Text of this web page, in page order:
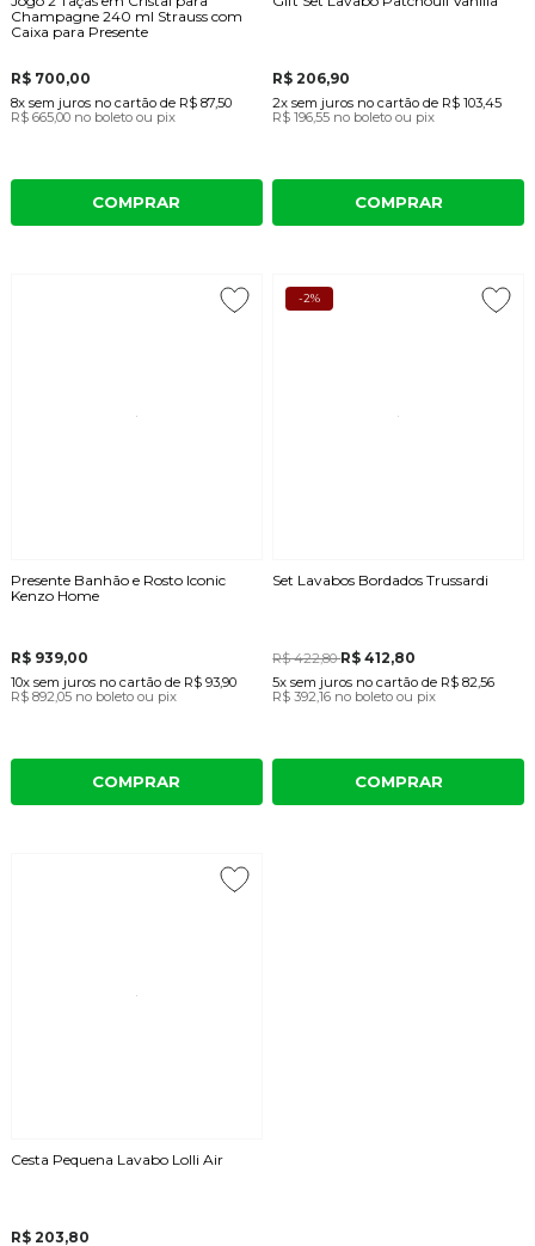
Champagne 240 ml Strauss com
Caixa para Presente
R$ 700,00
8x sem juros no cartãode R$ 87,50
R$ 665,00 no boleto ou pix
COMPRAR
R$ 206,90
2x sem juros no cartão de R$ 103,45
R$ 196,55 no boleto ou pix
COMPRAR
Presente Banhão e Rosto Iconic
Kenzo Home
R$ 939,00
10x sem juros no cartãode R$ 93,90
R$ 892,05 no boleto ou pix
COMPRAR
-2%
Set Lavabos Bordados Trussardi
R$ 422,80R$ 412,80
5x sem juros no cartão de R$ 82,56
R$ 392,16 no boleto ou pix
COMPRAR
Cesta Pequena Lavabo Lolli Air
R$ 203,80